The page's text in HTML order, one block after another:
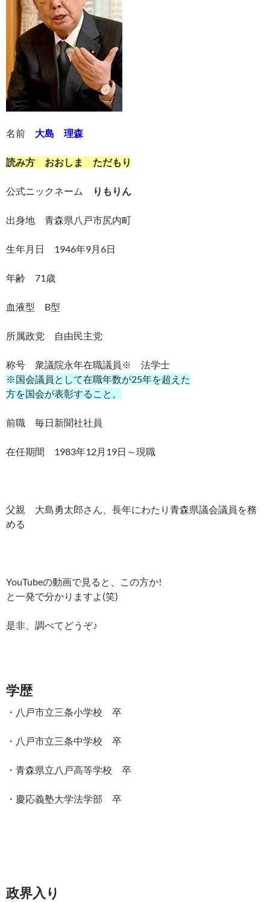
名前 大島 理森
読み方 おおしま ただもり
公式ニックネーム りもりん
出身地 青森県八戸市尻内町
生年月日 1946年9月6日
年齢 71歳
血液型 B型
所属政党 自由民主党
称号 衆議院永年在職議員※ 法学士
※国会議員として在職年数が25年を超えた
方を国会が表彰すること。
前職 毎日新聞社社員
在任期間 1983年12月19日～現職
父親 大島勇太郎さん、長年にわたり青森県議会議員を務
める
YouTubeの動画で見ると、この方か!
と一発で分かりますよ(笑)
是非、調べてどうぞ♪
学歴
・八戸市立三条小学校 卒
・八戸市立三条中学校 卒
・青森県立八戸高等学校 卒
・慶応義塾大学法学部 卒
政界入り